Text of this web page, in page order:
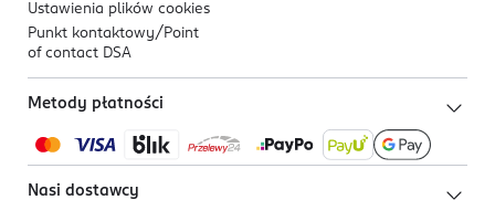
Ustawienia plików cookies
Punkt kontaktowy/ Point
of contact DSA
Metody płatności
Nasi dostawcy